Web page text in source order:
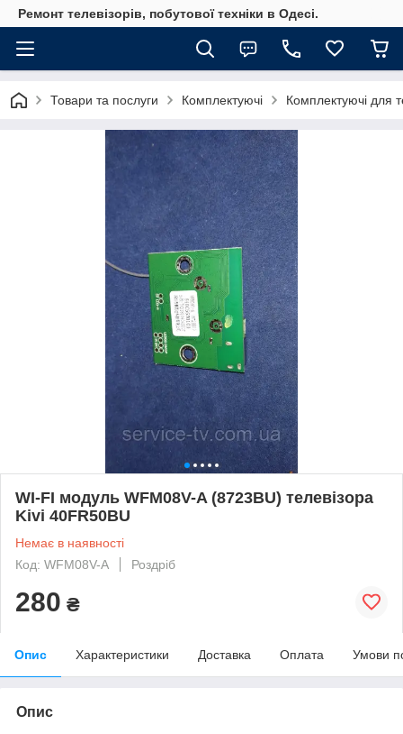
Ремонт телевізорів, побутової техніки в Одесі.
Товари та послуги Комплектуючі Комплектуючі для
WI-FI модуль WFM08V-A (8723BU) телевізора
Kivi 40FR50BU
Немає в наявності
Код: WFM08V-A
Роздріб
280 ₴
Опис Характеристики Доставка Оплата Умови
Опис